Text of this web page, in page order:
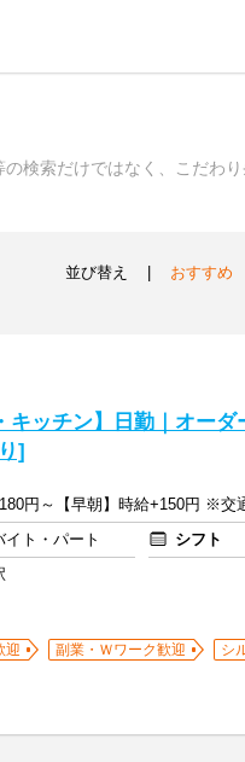
検索だけではなく、こだわ
並び替え おすすめ
キッチン】日勤｜オー
]
円～【早朝】時給+150円 ※交
イト・パート シフト
迎 副業・Ｗワーク歓迎
シ